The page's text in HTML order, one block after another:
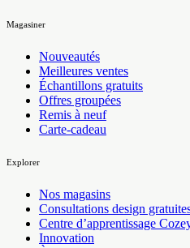
Magasiner
Nouveautés
Meilleures ventes
Échantillons gratuits
Offres groupées
Remis à neuf
Carte-cadeau
Explorer
Nos magasins
Consultations design
Centre d’apprentissage
Innovation